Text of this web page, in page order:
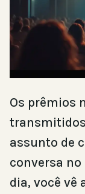
Os prêmios
assunto de
conversa
dia, você vê